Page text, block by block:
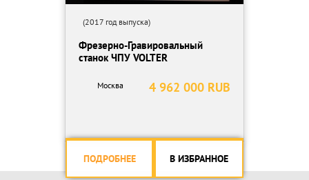
(2017 год выпуска)
Фрезерно-Гравировальный
станок ЧПУ VOLTER
4 962 000 RUB
Москва
ПОДРОБНЕЕ В ИЗБРАННОЕ